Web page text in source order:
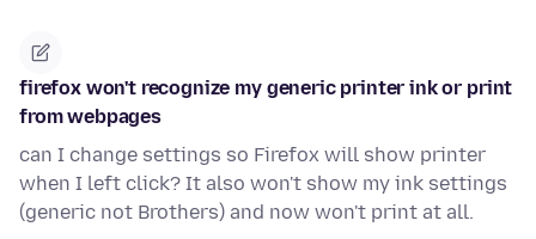
firefox won't recognize my generic printer ink or print
from webpages
can I change settings so Firefox will show printer
when I left click? It also won't show my ink settings
(generic not Brothers) and now won't print at all.